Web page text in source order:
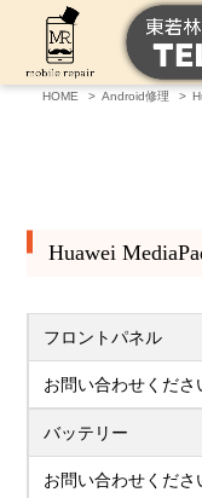
HOME Android修理
Huawei
フロントパネル
お問い合わせくださ
バッテリー
お問い合わせくださ